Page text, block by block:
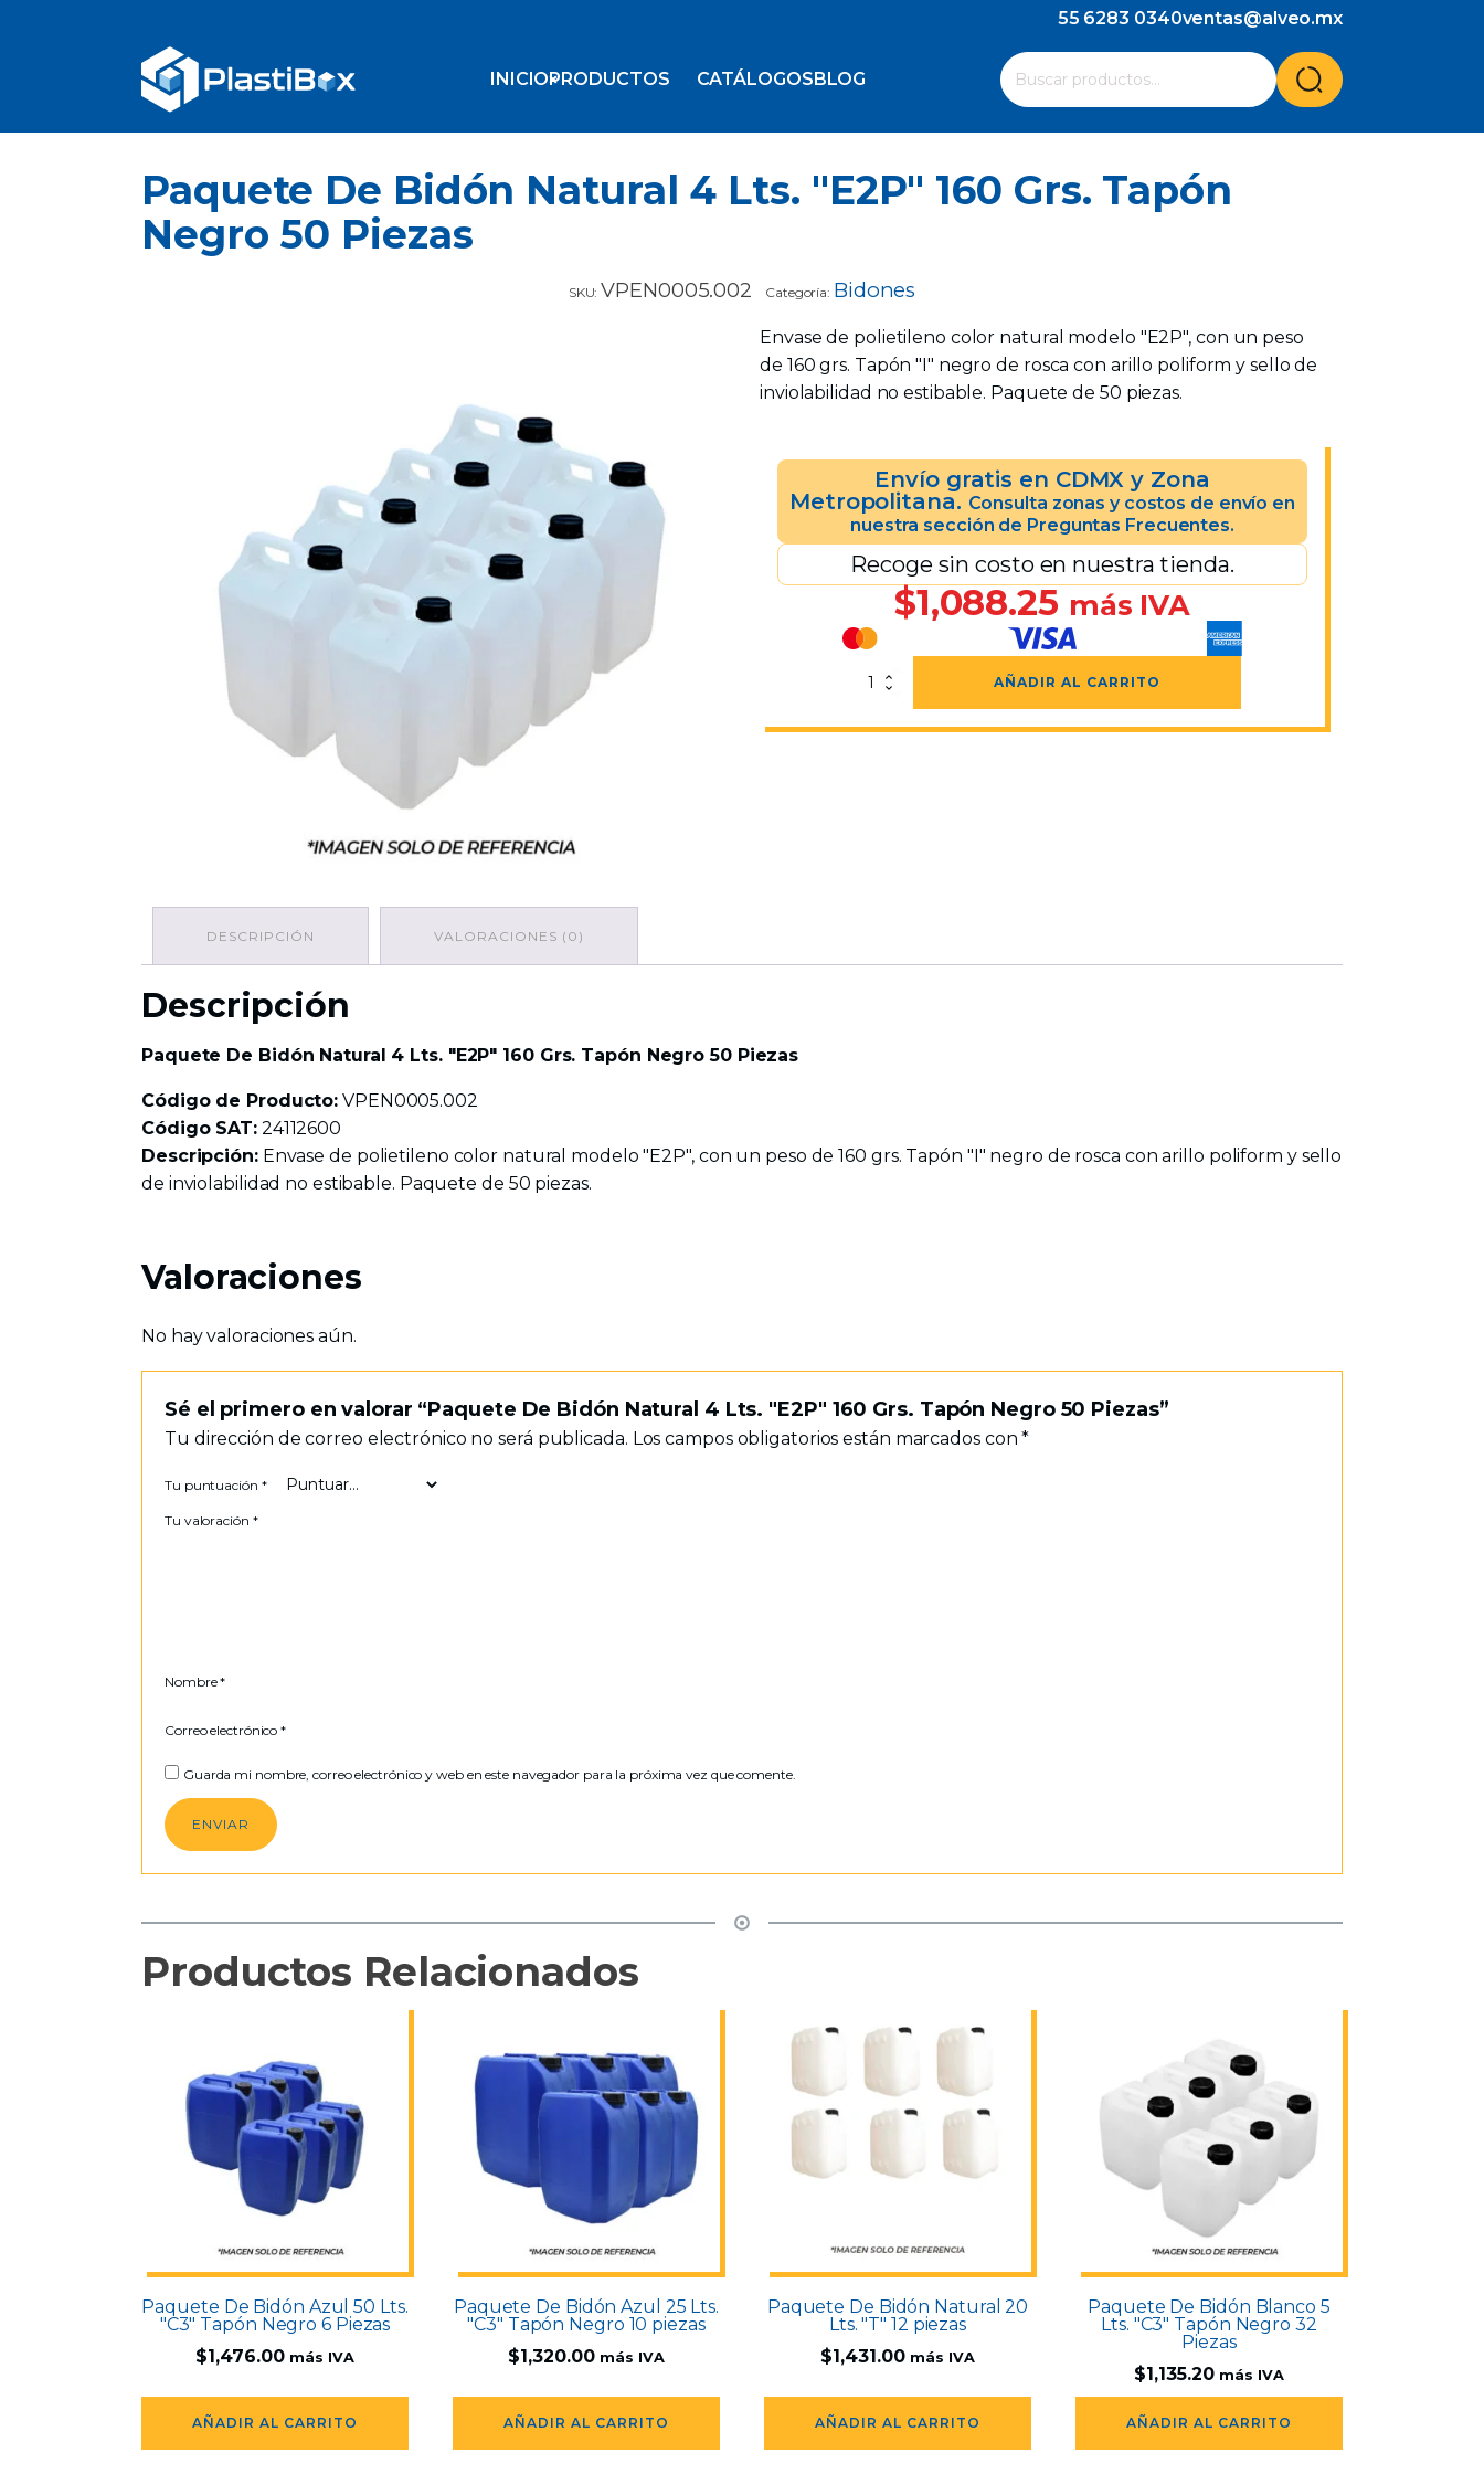
55 6283 0340ventas@alveo.mx
INICIOPRODUCTOS CATÁLOGOSBLOG
Buscar
por:
Cuando hay resultados autocompletados, puedes
Paquete De Bidón Natural 4 Lts. "E2P" 160 Grs. Tapón
Negro 50 Piezas
SKU: VPEN0005.002 Categoría: Bidones
Envase de polietileno color natural modelo "E2P", con un peso
de 160 grs. Tapón "I" negro de rosca con arillo poliform y sello de
inviolabilidad no estibable. Paquete de 50 piezas.
Envío gratis en CDMX y Zona
Metropolitana. Consulta zonas y costos de envío en
nuestra sección de Preguntas Frecuentes.
Recoge sin costo en nuestra tienda.
$1,088.25 más IVA
Paquete
AÑADIR AL CARRITO
DESCRIPCIÓN VALORACIONES (0)
Descripción
Paquete De Bidón Natural 4 Lts. "E2P" 160 Grs. Tapón Negro 50 Piezas
Código de Producto: VPEN0005.002
Código SAT:24112600
Descripción:Envase de polietileno color natural modelo "E2P", con un peso de 160 grs. Tapón "I" negro de rosca con arillo poliform y sello
de inviolabilidad no estibable. Paquete de 50 piezas.
Valoraciones
No hay valoraciones aún.
Sé el primero en valorar “Paquete De Bidón Natural 4 Lts. "E2P" 160 Grs. Tapón Negro 50 Piezas”
Tu dirección de correo electrónico no será publicada. Los campos obligatorios están marcados con*
Tu puntuación *
Tu valoración *
Nombre*
Correo electrónico*
Guarda mi nombre, correo electrónico y web en este navegador para la próxima vez que comente.
Productos Relacionados
Paquete De Bidón Azul 50 Lts.
"C3" Tapón Negro 6 Piezas
$1,476.00 más IVA
AÑADIR AL CARRITO
Paquete De Bidón Azul 25 Lts.
"C3" Tapón Negro 10 piezas
$1,320.00 más IVA
AÑADIR AL CARRITO
Paquete De Bidón Natural 20
Lts. "T" 12 piezas
$1,431.00 más IVA
AÑADIR AL CARRITO
Paquete De Bidón Blanco 5
Lts. "C3" Tapón Negro 32
Piezas
$1,135.20 más IVA
AÑADIR AL CARRITO